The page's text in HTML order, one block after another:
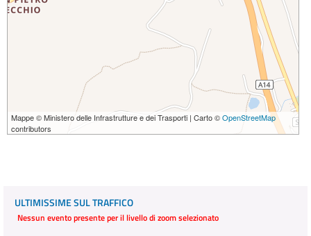
Mappe © Ministero delle Infrastrutture e dei Trasporti | Carto ©OpenStreetMap
contributors
ULTIMISSIME SUL TRAFFICO
Nessun evento presente per il livello di zoom selezionato